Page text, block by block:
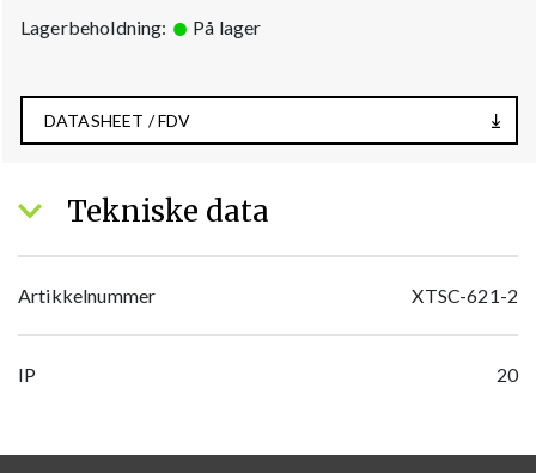
Lagerbeholdning: På lager
DATASHEET / FDV
Tekniske data
Artikkelnummer XTSC-621-2
IP 20